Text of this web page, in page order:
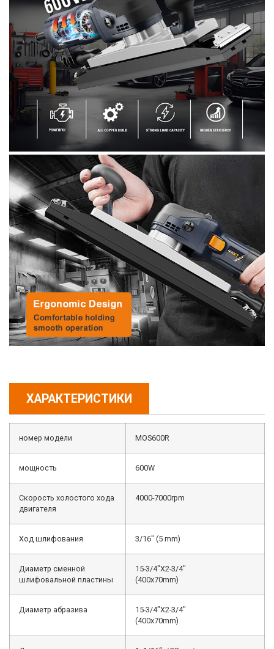
ХАРАКТЕРИСТИКИ
номер модели MOS600R
мощность 600W
Скорость холостого хода
двигателя
4000-7000rpm
Ход шлифования 3/16″ (5 mm)
Диаметр сменной
шлифовальной пластины
15-3/4″X2-3/4″
(400x70mm)
Диаметр абразива
15-3/4″X2-3/4″
(400x70mm)